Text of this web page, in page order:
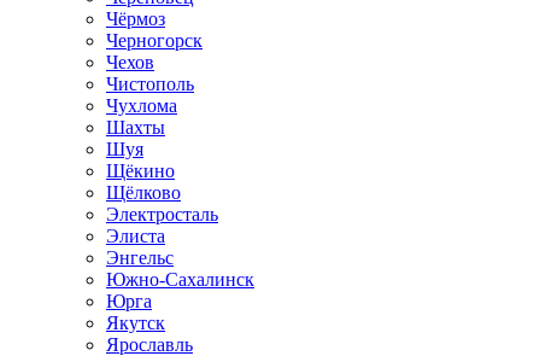
Чёрмоз
Черногорск
Чехов
Чистополь
Чухлома
Шахты
Шуя
Щёкино
Щёлково
Электросталь
Элиста
Энгельс
Южно-Сахалинск
Юрга
Якутск
Ярославль